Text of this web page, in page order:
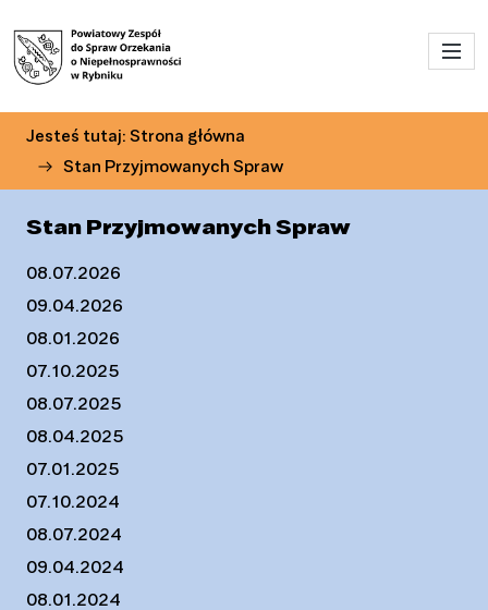
Przejdź do treści
Jesteś tutaj: Strona główna
Stan Przyjmowanych Spraw
Stan Przyjmowanych Spraw
08.07.2026
09.04.2026
08.01.2026
07.10.2025
08.07.2025
08.04.2025
07.01.2025
07.10.2024
08.07.2024
09.04.2024
08.01.2024